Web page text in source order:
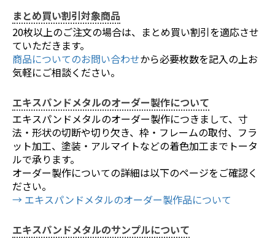
まとめ買い割引対象商品
20枚以上のご注文の場合は、まとめ買い割引を適応させ
ていただきます。
商品についてのお問い合わせから必要枚数を記入の上お
気軽にご相談ください。
エキスパンドメタルのオーダー製作について
エキスパンドメタルのオーダー製作につきまして、寸
法・形状の切断や切り欠き、枠・フレームの取付、フラ
ット加工、塗装・アルマイトなどの着色加工までトータ
ルで承ります。
オーダー製作についての詳細は以下のページをご確認く
ださい。
→ エキスパンドメタルのオーダー製作品について
エキスパンドメタルのサンプルについて